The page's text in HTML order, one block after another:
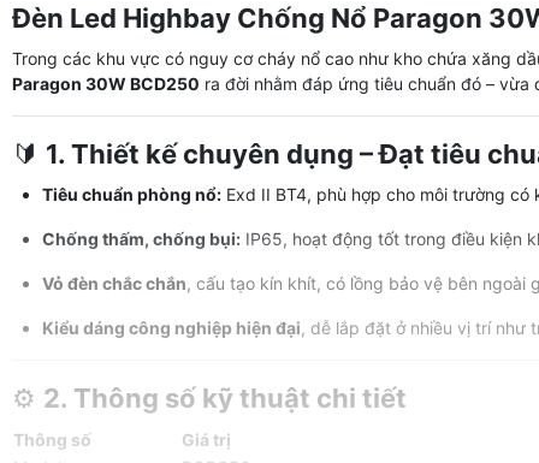
Đèn Led Highbay Chống Nổ Paragon
Trong các khu vực có nguy cơ cháy nổ cao như kho chứa xăng
Paragon 30W BCD250 ra đời nhằm đáp ứng tiêu chuẩn đó – vừa
🔰 1. Thiết kế chuyên dụng – Đạt tiêu
Tiêu chuẩn phòng nổ: Exd II BT4, phù hợp cho môi trường có
Chống thấm, chống bụi: IP65, hoạt động tốt trong điều kiện
Vỏ đèn chắc chắn, cấu tạo kín khít, có lồng bảo vệ bên ngoài
Kiểu dáng công nghiệp hiện đại, dễ lắp đặt ở nhiều vị trí như
⚙️ 2. Thông số kỹ thuật chi tiết
Thông số
Giá trị